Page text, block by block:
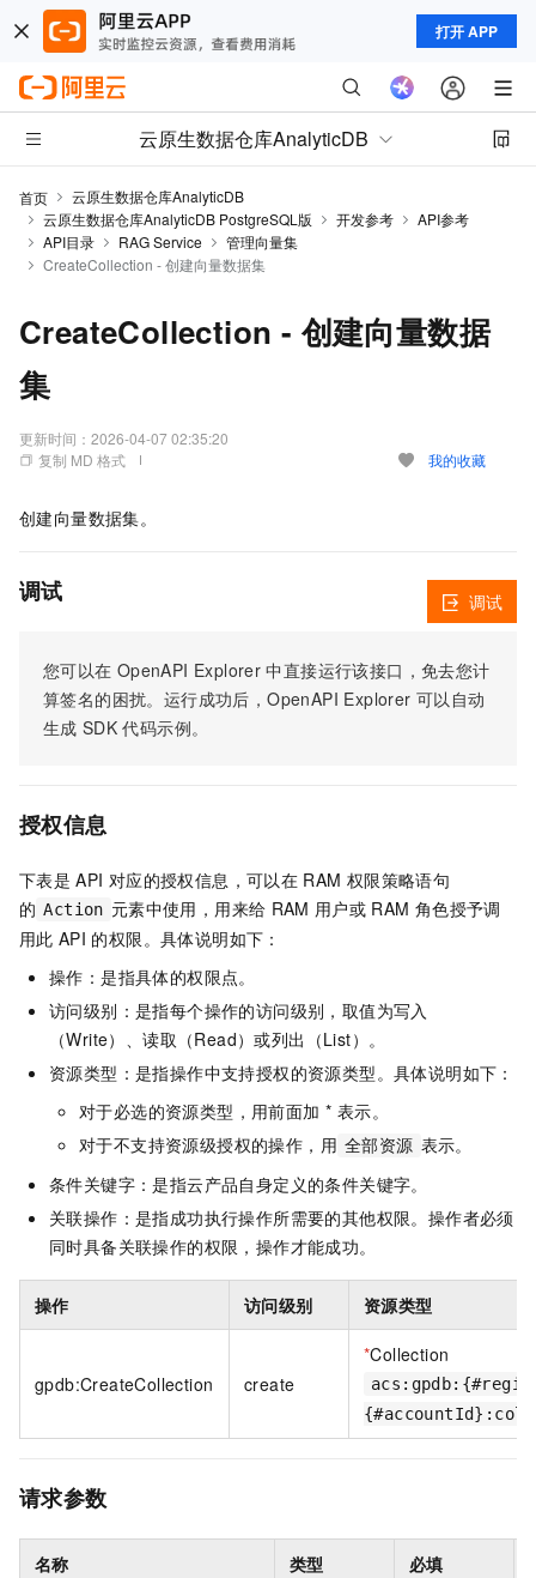
打开 APP
云原生数据仓库AnalyticDB
首页
云原生数据仓库AnalyticDB
云原生数据仓库AnalyticDB PostgreSQL版
开发参考
API参考
API目录
RAG Service
管理向量集
CreateCollection - 创建向量数据集
CreateCollection - 创建向量数据
集
更新时间： 2026-04-07 02:35:20
复制 MD 格式
我的收藏
创建向量数据集。
调试
您可以在 OpenAPI Explorer 中直接运行该接口，免去您计
算签名的困扰。运行成功后，OpenAPI Explorer 可以自动
生成 SDK 代码示例。
调试
授权信息
下表是 API 对应的授权信息，可以在 RAM 权限策略语句
的 Action 元素中使用，用来给 RAM 用户或 RAM 角色授予调
用此 API 的权限。具体说明如下：
操作：是指具体的权限点。
访问级别：是指每个操作的访问级别，取值为写入
（Write）、读取（Read）或列出（List）。
资源类型：是指操作中支持授权的资源类型。具体说明如下：
对于必选的资源类型，用前面加 * 表示。
对于不支持资源级授权的操作，用 全部资源 表示。
条件关键字：是指云产品自身定义的条件关键字。
关联操作：是指成功执行操作所需要的其他权限。操作者必须
同时具备关联操作的权限，操作才能成功。
操作 访问级别 资源类型
gpdb:CreateCollection create
*Collection
请求参数
名称 类型 必填